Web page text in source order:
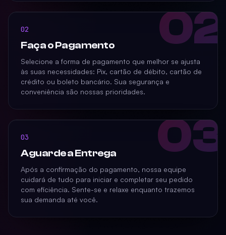
02
02
Faça o Pagamento
Selecione a forma de pagamento que melhor se ajusta
às suas necessidades: Pix, cartão de débito, cartão de
crédito ou boleto bancário. Sua segurança e
conveniência são nossas prioridades.
03
03
Aguarde a Entrega
Após a confirmação do pagamento, nossa equipe
cuidará de tudo para iniciar e completar seu pedido
com eficiência. Sente-se e relaxe enquanto trazemos
sua demanda até você.